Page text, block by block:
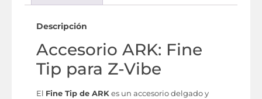
Descripción
Accesorio ARK: Fine
Tip para Z-Vibe
El Fine Tip de ARK es un accesorio delgado y